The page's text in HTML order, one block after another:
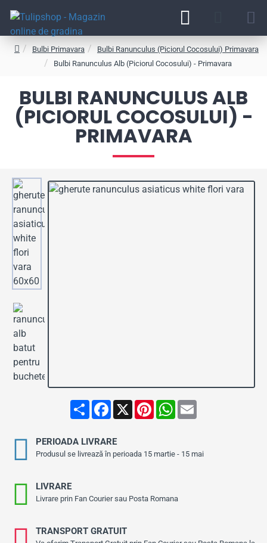
BULBI RANUNCULUS ALB
(PICIORUL COCOSULUI) -
PRIMAVARA
e
Bulbi Primavara
Bulbi Ranunculus (Piciorul Cocosului) Primavara
Bulbi Ranunculus Alb (Piciorul Cocosului) - Primavara
Stoc EpuizatS
h
e
F
b
o
o
X
P
r
W
A
E
LIVRARE
Livrare prin Fan Courier sau Posta Romana
TRANSPORT GRATUIT
PERIOADA LIVRARE
Produsul se livrează în perioada 15 martie - 15 mai